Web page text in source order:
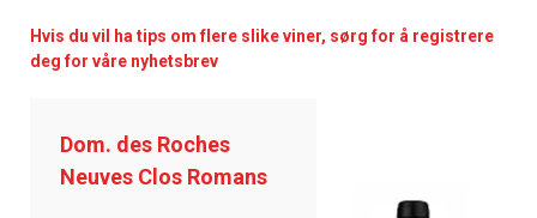
Hvis du vil ha tips om flere slike viner, sørg for å registrere
deg for våre nyhetsbrev
Dom. des Roches
Neuves Clos Romans